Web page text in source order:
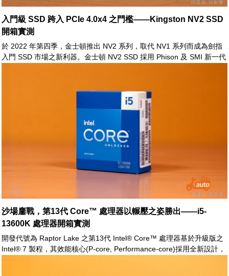
入門級 SSD 跨入 PCIe 4.0x4 之門檻——Kingston NV2 SSD
開箱實測
於 2022 年第四季，金士頓推出 NV2 系列，取代 NV1 系列而成為劍指
入門 SSD 市場之新利器。金士頓 NV2 SSD 採用 Phison 及 SMI 新一代
MB/s，如此之效能表現已可以與主流 PCIe 3.0x4 SSD 相抗衡。
沙場鏖戰，第13代 Core™ 處理器以輾壓之姿勝出——i5-
13600K 處理器開箱實測
開發代號為 Raptor Lake 之第13代 Intel® Core™ 處理器基於升級版之
Intel® 7 製程，其效能核心(P-core, Performance-core)採用全新設計，